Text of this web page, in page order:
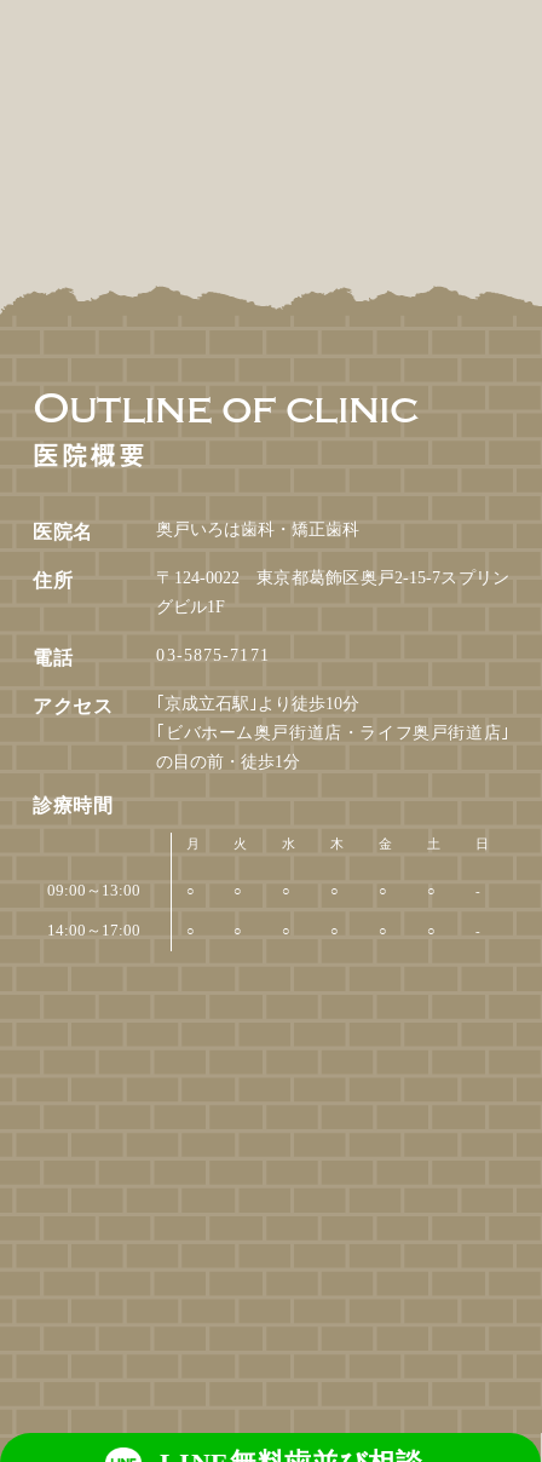
Outline of clinic
医院概要
医院名 奥戸いろは歯科・矯正歯科
住所
〒124-0022 東京都葛飾区奥戸2-15-7スプリン
グビル1F
電話 03-5875-7171
アクセス
｢京成立石駅｣より徒歩10分
｢ビバホーム奥戸街道店・ライフ奥戸街道店｣
の目の前・徒歩1分
診療時間
月 火 水 木 金 土 日
09:00～13:00 ○ ○ ○ ○ ○ ○ -
14:00～17:00 ○ ○ ○ ○ ○ ○ -
© Iroha Dental Clinic